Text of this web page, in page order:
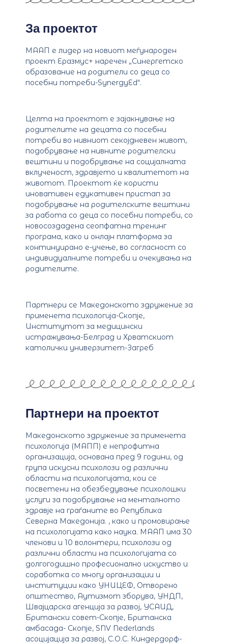
За проектот
МААП е лидер на новиот меѓународен
проект Еразмус+ наречен „Синергетско
образование на родители со деца со
посебни потреби-SynergyEd“.
Целта на проектот е зајакнување на
родителите на децата со посебни
потреби во нивниот секојдневен живот,
подобрување на нивните родителски
вештини и подобрување на социјалната
вклученост, здравјето и квалитетот на
животот. Проектот ќе користи
иновативен едукативен пристап за
подобрување на родителските вештини
за работа со деца со посебни потреби, со
новосоздадена сеопфатна тренинг
програма, како и онлајн платформа за
континуирано е-учење, во согласност со
индивидуалните потреби и очекувања на
родителите.
Партнери се Македонското здружение за
применета психологија-Скопје,
Институтот за медицински
истражувања-Белград и Хрватскиот
католички универзитет-Загреб
Партнери на проектот
Македонското здружение за применета
психологија (МАПП) е непрофитна
организација, основана пред 9 години, од
група искусни психолози од различни
области на психологијата, кои се
посветени на обезбедување психолошки
услуги за подобрување на менталното
здравје на граѓаните во Република
Северна Македонија. , како и промовирање
на психологијата како наука. МААП има 30
членови и 10 волонтери, психолози од
различни области на психологијата со
долгогодишно професионално искуство и
соработка со многу организации и
институции како УНИЦЕФ, Отворено
општество, Аутизмот зборува, УНДП,
Швајцарска агенција за развој, УСАИД,
Британски совет-Скопје, Британска
амбасада- Скопје, SNV Nederlands
асоцијација за развој, С.О.С. Киндердорф-